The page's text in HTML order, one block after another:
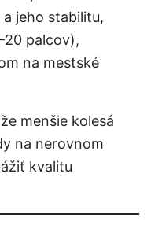
jeho stabilitu,
palcov),
na mestské
menšie kolesá
na nerovnom
kvalitu